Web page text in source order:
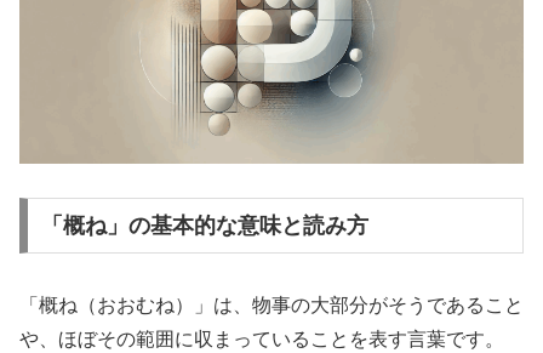
「概ね」の基本的な意味と読み方
「概ね（おおむね）」は、物事の大部分がそうであること
や、ほぼその範囲に収まっていることを表す言葉です。